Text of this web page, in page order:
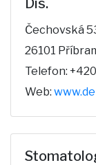
Dis.
Čechovská
26101
Telefon:
Web: